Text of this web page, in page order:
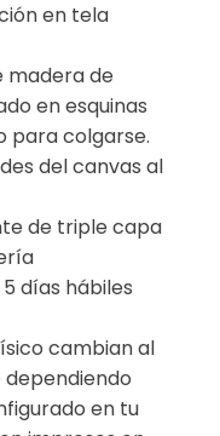
en tela
madera de
en esquinas
para colgarse.
del canvas al
de triple capa
días hábiles
cambian al
dependiendo
en tu